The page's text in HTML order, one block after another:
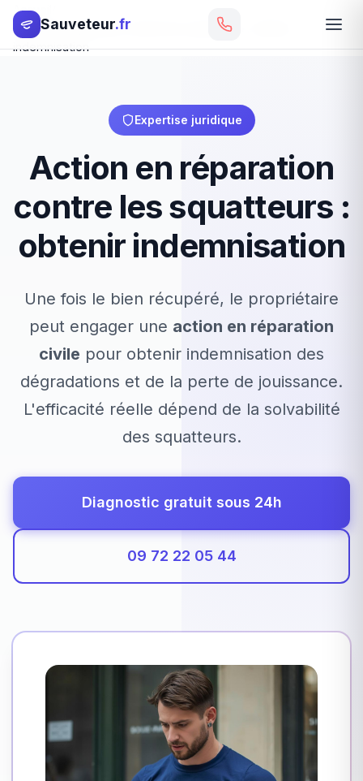
Sauveteur.fr
Accueil
Action en réparation contre les squatteurs : obtenir
indemnisation
Expertise juridique
Action en réparation
contre les squatteurs :
obtenir indemnisation
Une fois le bien récupéré, le propriétaire
peut engager une action en réparation
civile pour obtenir indemnisation des
dégradations et de la perte de jouissance.
L'efficacité réelle dépend de la solvabilité
des squatteurs.
Diagnostic gratuit sous 24h
09 72 22 05 44